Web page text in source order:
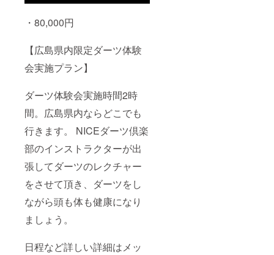
・80,000円
【広島県内限定ダーツ体験
会実施プラン】
ダーツ体験会実施時間2時
間。広島県内ならどこでも
行きます。 NICEダーツ倶楽
部のインストラクターが出
張してダーツのレクチャー
をさせて頂き、ダーツをし
ながら頭も体も健康になり
ましょう。
日程など詳しい詳細はメッ